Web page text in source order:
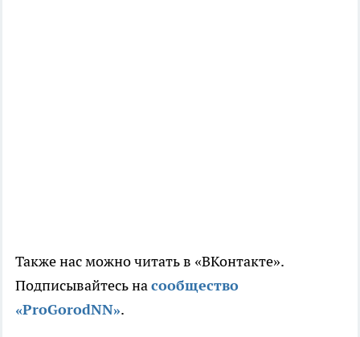
Также нас можно читать в «ВКонтакте».
Подписывайтесь насообщество
«ProGorodNN».